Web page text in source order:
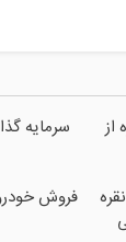
از
سرمایه
فروش